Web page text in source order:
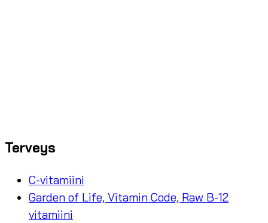
Terveys
C-vitamiini
Garden of Life, Vitamin Code, Raw B-12
vitamiini